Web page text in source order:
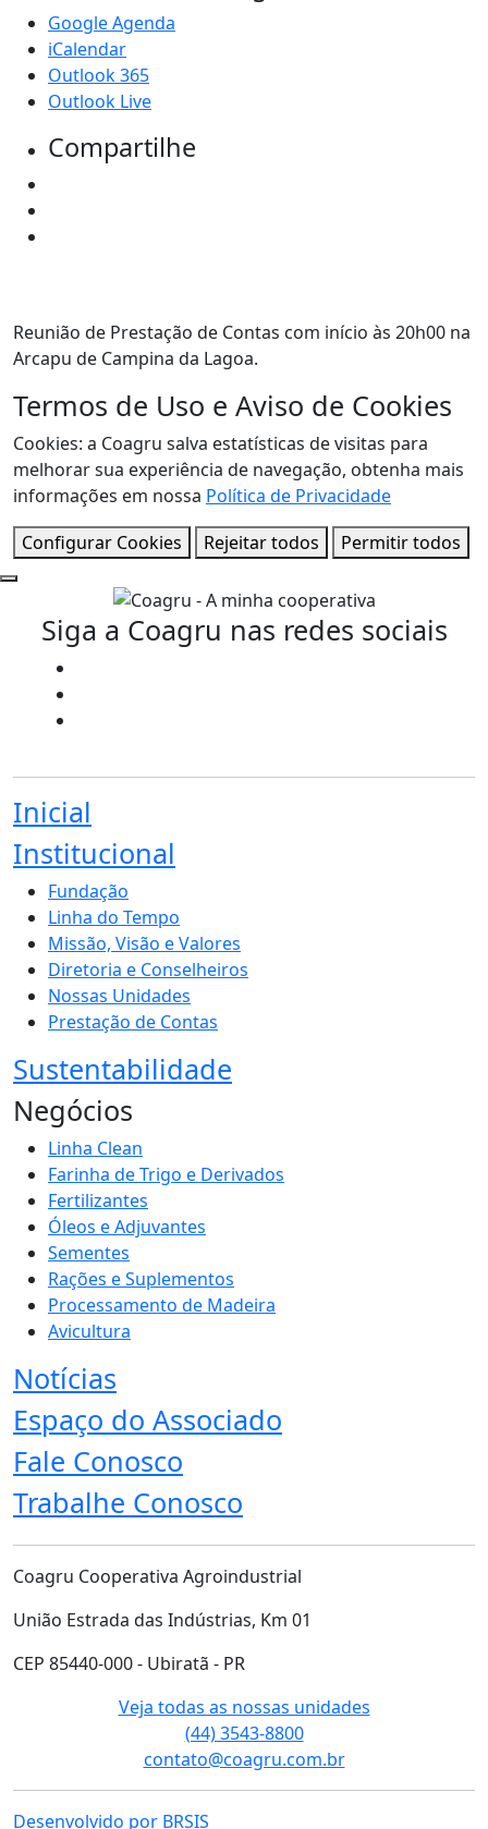
Google Agenda
iCalendar
Outlook 365
Outlook Live
Compartilhe
Reunião de Prestação de Contas com início às 20h00 na
Arcapu de Campina da Lagoa.
Termos de Uso e Aviso de Cookies
Cookies: a Coagru salva estatísticas de visitas para
melhorar sua experiência de navegação, obtenha mais
informações em nossa Política de Privacidade
Configurar Cookies
Rejeitar todos Permitir todos
Siga a Coagru nas redes sociais
Inicial
Institucional
Fundação
Linha do Tempo
Missão, Visão e Valores
Diretoria e Conselheiros
Nossas Unidades
Prestação de Contas
Sustentabilidade
Negócios
Linha Clean
Farinha de Trigo e Derivados
Fertilizantes
Óleos e Adjuvantes
Sementes
Rações e Suplementos
Processamento de Madeira
Avicultura
Notícias
Espaço do Associado
Fale Conosco
Trabalhe Conosco
Coagru Cooperativa Agroindustrial
União Estrada das Indústrias, Km 01
CEP 85440-000 - Ubiratã - PR
Veja todas as nossas unidades
(44) 3543-8800
contato@coagru.com.br
Desenvolvido por BRSIS